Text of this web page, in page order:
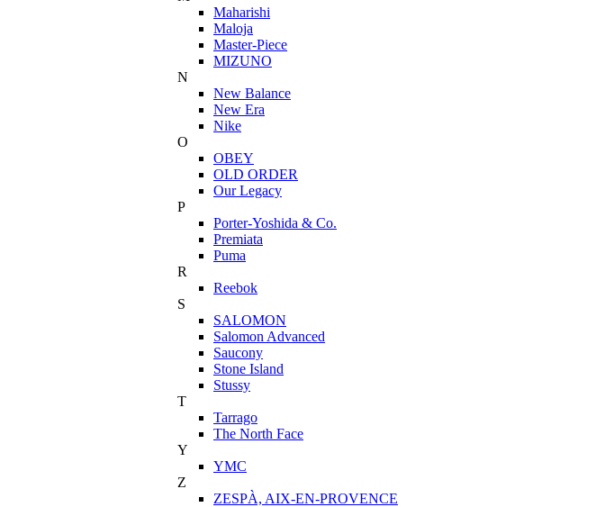
Maharishi
Maloja
Master-Piece
MIZUNO
N
New Balance
New Era
Nike
O
OBEY
OLD ORDER
Our Legacy
P
Porter-Yoshida & Co.
Premiata
Puma
R
Reebok
S
SALOMON
Salomon Advanced
Saucony
Stone Island
Stussy
T
Tarrago
The North Face
Y
YMC
Z
ZESPÀ, AIX-EN-PROVENCE